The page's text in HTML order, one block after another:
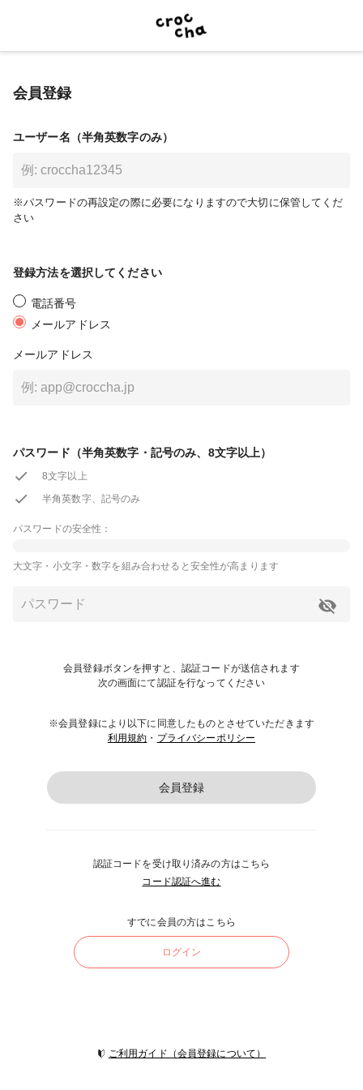
会員登録
ユーザー名（半角英数字のみ）
※パスワードの再設定の際に必要になりますので大切に保管してくだ
さい
登録方法を選択してください
電話番号
メールアドレス
メールアドレス
パスワード（半角英数字・記号のみ、8文字以上）
8文字以上
半角英数字、記号のみ
パスワードの安全性：
大文字・小文字・数字を組み合わせると安全性が高まります
会員登録ボタンを押すと、認証コードが送信されます
次の画面にて認証を行なってください
※会員登録により以下に同意したものとさせていただきます
利用規約 ・ プライバシーポリシー
会員登録
認証コードを受け取り済みの方はこちら
コード認証へ進む
すでに会員の方はこちら
ログイン
ご利用ガイド（会員登録について）